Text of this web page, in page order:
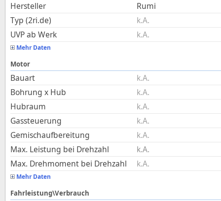
Hersteller
Rumi
Typ (2ri.de)
k.A.
UVP ab Werk
k.A.
Mehr Daten
Motor
Bauart
k.A.
Bohrung x Hub
k.A.
Hubraum
k.A.
Gassteuerung
k.A.
Gemischaufbereitung
k.A.
Max. Leistung bei Drehzahl
k.A.
Max. Drehmoment bei Drehzahl
k.A.
Mehr Daten
Fahrleistung\Verbrauch